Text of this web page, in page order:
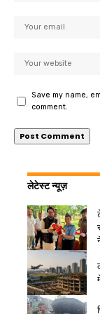
Save my name,
comment.
लेटेस्ट न्यूज़